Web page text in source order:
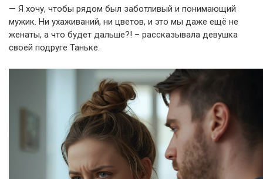
— Я хочу, чтобы рядом был заботливый и понимающий
мужик. Ни ухаживаний, ни цветов, и это мы даже ещё не
женаты, а что будет дальше?! – рассказывала девушка
своей подруге Таньке.